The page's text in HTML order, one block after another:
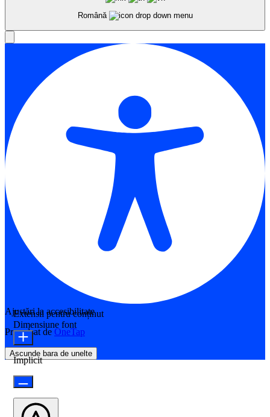
Română
Ajustări la accesibilitate
Propulsat de OneTap
Ascunde bara de unelte
Extensii pentru conținut
Dimensiune font
Implicit